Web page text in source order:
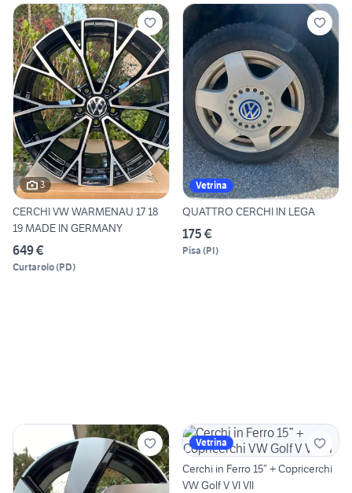
3
CERCHI VW WARMENAU 17 18
19 MADE IN GERMANY
649 €
Curtarolo(PD)
Vetrina
QUATTRO CERCHI IN LEGA
175 €
Pisa (PI)
Vetrina
Cerchi in Ferro 15” + Copricerchi
VW Golf V VI VII